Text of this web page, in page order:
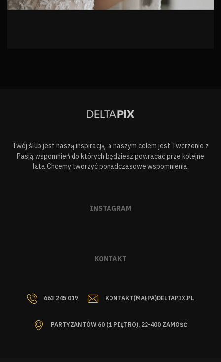
Twój ślub jest naszą inspiracją, a naszym celem jest Tworzenie z
Pasją wspomnień do których będziesz powracać prze kolejne
lata.Chcemy tworzyć ponadczasowe wspomnienia.
INSTAGRAM
KONTAKT
663 245 019 KONTAKT(MAŁPA)DELTAPIX.PL
PARTYZANTÓW 60 (1 PIĘTRO), 22-400 ZAMOŚĆ